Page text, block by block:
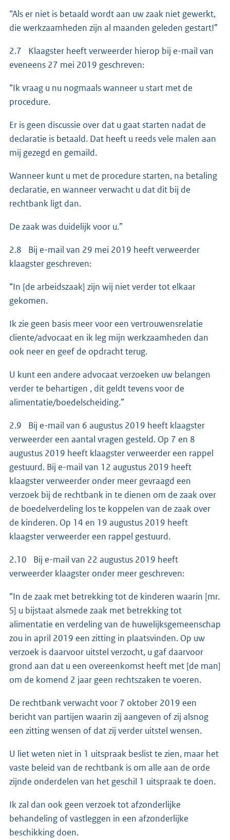
“Als er niet is betaald wordt aan uw zaak niet gewerkt,
die werkzaamheden zijn al maanden geleden gestart!”
2.7 Klaagster heeft verweerder hierop bij e-mail van
eveneens 27 mei 2019 geschreven:
“Ik vraag u nu nogmaals wanneer u start met de
procedure.
Er is geen discussie over dat u gaat starten nadat de
declaratie is betaald. Dat heeft u reeds vele malen aan
mij gezegd en gemaild.
Wanneer kunt u met de procedure starten, na betaling
declaratie, en wanneer verwacht u dat dit bij de
rechtbank ligt dan.
De zaak was duidelijk voor u.”
2.8 Bij e-mail van 29 mei 2019 heeft verweerder
klaagster geschreven:
“In [de arbeidszaak] zijn wij niet verder tot elkaar
gekomen.
Ik zie geen basis meer voor een vertrouwensrelatie
cliente/advocaat en ik leg mijn werkzaamheden dan
ook neer en geef de opdracht terug.
U kunt een andere advocaat verzoeken uw belangen
verder te behartigen , dit geldt tevens voor de
alimentatie/boedelscheiding.”
2.9 Bij e-mail van 6 augustus 2019 heeft klaagster
verweerder een aantal vragen gesteld. Op 7 en 8
augustus 2019 heeft klaagster verweerder een rappel
gestuurd. Bij e-mail van 12 augustus 2019 heeft
klaagster verweerder onder meer gevraagd een
verzoek bij de rechtbank in te dienen om de zaak over
de boedelverdeling los te koppelen van de zaak over
de kinderen. Op 14 en 19 augustus 2019 heeft
klaagster verweerder een rappel gestuurd.
2.10 Bij e-mail van 22 augustus 2019 heeft
verweerder klaagster onder meer geschreven:
“In de zaak met betrekking tot de kinderen waarin [mr.
S] u bijstaat alsmede zaak met betrekking tot
alimentatie en verdeling van de huwelijksgemeenschap
zou in april 2019 een zitting in plaatsvinden. Op uw
verzoek is daarvoor uitstel verzocht, u gaf daarvoor
grond aan dat u een overeenkomst heeft met [de man]
om de komend 2 jaar geen rechtszaken te voeren.
De rechtbank verwacht voor 7 oktober 2019 een
bericht van partijen waarin zij aangeven of zij alsnog
een zitting wensen of dat zij verder uitstel wensen.
U liet weten niet in 1 uitspraak beslist te zien, maar het
vaste beleid van de rechtbank is om alle aan de orde
zijnde onderdelen van het geschil 1 uitspraak te doen.
Ik zal dan ook geen verzoek tot afzonderlijke
behandeling of vastleggen in een afzonderlijke
beschikking doen.